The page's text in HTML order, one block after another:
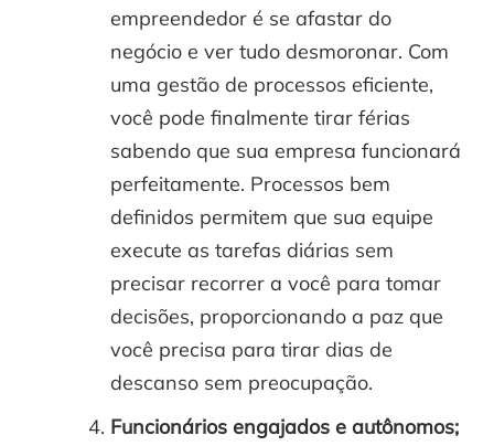
empreendedor é se afastar do
negócio e ver tudo desmoronar. Com
uma gestão de processos eficiente,
você pode finalmente tirar férias
sabendo que sua empresa funcionará
perfeitamente. Processos bem
definidos permitem que sua equipe
execute as tarefas diárias sem
precisar recorrer a você para tomar
decisões, proporcionando a paz que
você precisa para tirar dias de
descanso sem preocupação.
Funcionários engajados e autônomos;